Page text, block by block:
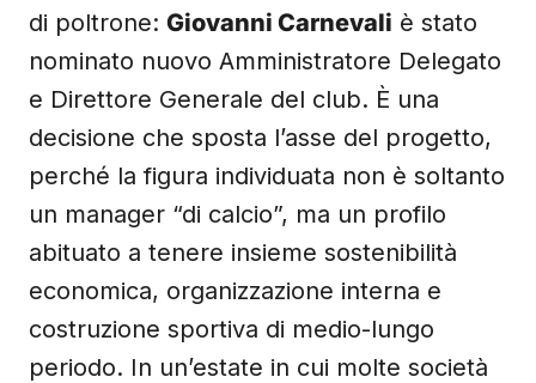
di poltrone: Giovanni Carnevali è stato
nominato nuovo Amministratore Delegato
e Direttore Generale del club. È una
decisione che sposta l’asse del progetto,
perché la figura individuata non è soltanto
un manager “di calcio”, ma un profilo
abituato a tenere insieme sostenibilità
economica, organizzazione interna e
costruzione sportiva di medio-lungo
periodo. In un’estate in cui molte società